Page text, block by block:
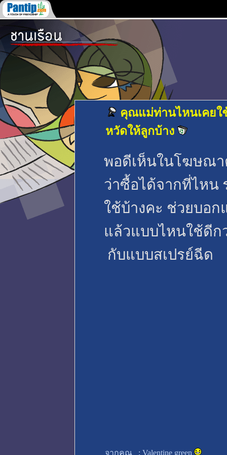
คุณแม่ท่านไหนเคย
หวัดให้ลูกบ้าง
พอดีเห็นในโฆษณา
ว่าซื้อได้จากที่ไหน
ใช้บ้างคะ ช่วยบอ
แล้วแบบไหนใช้ดีก
กับแบบสเปรย์ฉีด
จากคุณ : Valentine green